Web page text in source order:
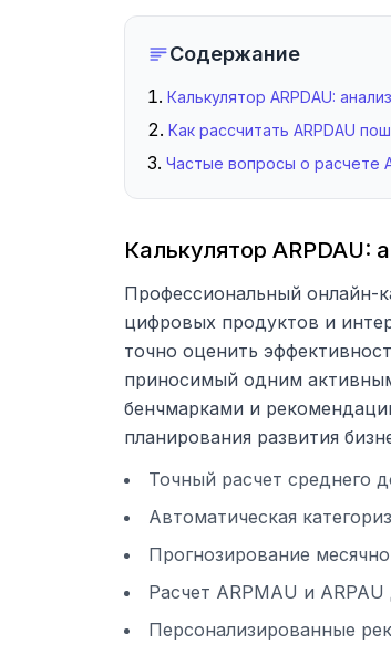
Содержание
Калькулятор ARPDAU:
Как рассчитать ARPDAU
Частые вопросы о расчете
Калькулятор ARPDAU:
Профессиональный онлайн-
цифровых продуктов и
точно оценить
приносимый одним
бенчмарками и
планирования развития
Точный расчет среднего
Автоматическая
Прогнозирование
Расчет ARPMAU и
Персонализированные